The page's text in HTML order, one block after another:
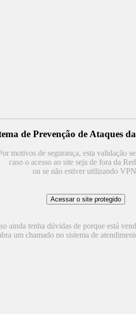
de Prevenção de Ataques
motivos de segurança, esta validação
caso o acesso ao site seja de fora da
ou se não estiver utilizando
ainda tenha dúvidas de porque está
um chamado no sistema de